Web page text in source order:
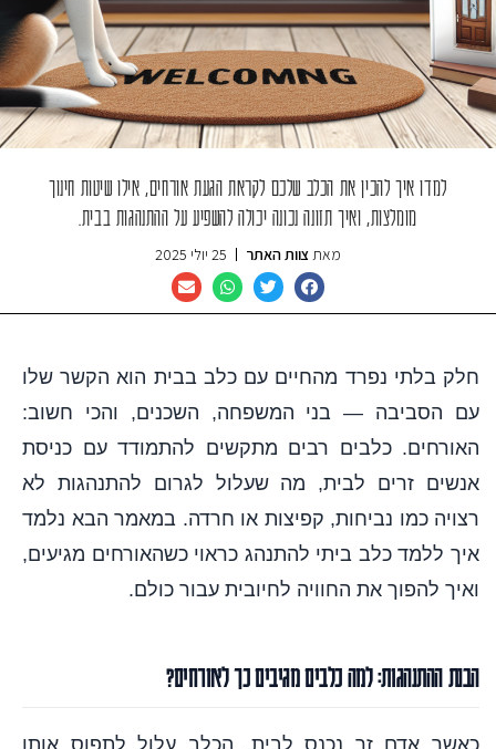
למדו איך להכין את הכלב שלכם לקראת הגעת אורחים, אילו שיטות חינוך
מומלצות, ואיך תזונה נכונה יכולה להשפיע על ההתנהגות בבית.
מאתצוות האתר 25 יולי 2025
חלק בלתי נפרד מהחיים עם כלב בבית הוא הקשר שלו
עם הסביבה — בני המשפחה, השכנים, והכי חשוב:
האורחים. כלבים רבים מתקשים להתמודד עם כניסת
אנשים זרים לבית, מה שעלול לגרום להתנהגות לא
רצויה כמו נביחות, קפיצות או חרדה. במאמר הבא נלמד
איך ללמד כלב ביתי להתנהג כראוי כשהאורחים מגיעים,
ואיך להפוך את החוויה לחיובית עבור כולם.
הבנת ההתנהגות: למה כלבים מגיבים כך לאורחים?
כאשר אדם זר נכנס לבית, הכלב עלול לתפוס אותו